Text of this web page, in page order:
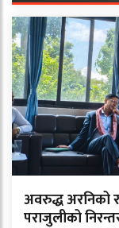
अवरुद्ध अरनिको
पराजुलीको